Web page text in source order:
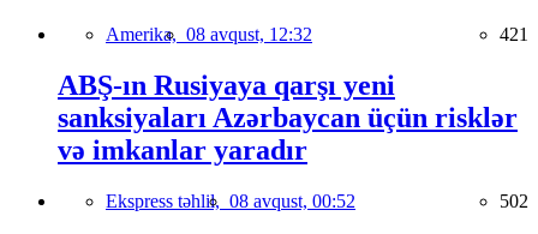
Amerika, 08 avqust, 12:32 421
ABŞ-ın Rusiyaya qarşı yeni
sanksiyaları Azərbaycan üçün risklər
və imkanlar yaradır
Ekspress təhlil, 08 avqust, 00:52 502